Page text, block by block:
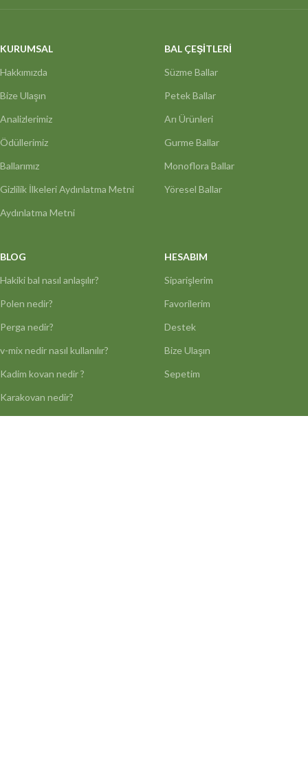
KURUMSAL
Hakkımızda
Bize Ulaşın
Analizlerimiz
Ödüllerimiz
Ballarımız
Gizlilik İlkeleri Aydınlatma Metni
Aydınlatma Metni
BAL ÇEŞİTLERİ
Süzme Ballar
Petek Ballar
Arı Ürünleri
Gurme Ballar
Monoflora Ballar
Yöresel Ballar
BLOG
Hakiki bal nasıl anlaşılır?
Polen nedir?
Perga nedir?
v-mix nedir nasıl kullanılır?
Kadim kovan nedir ?
Karakovan nedir?
HESABIM
Siparişlerim
Favorilerim
Destek
Bize Ulaşın
Sepetim